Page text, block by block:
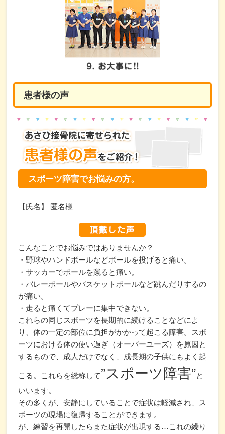
患者様の声
スポーツ障害でお悩みの方。
【氏名】 匿名様
こんなことでお悩みではありませんか？
・野球やハンドボールなどボールを投げると痛い。
・サッカーでボールを蹴ると痛い。
・バレーボールやバスケットボールなど跳んだりするの
が痛い。
・走ると痛くてプレーに集中できない。
これらの同じスポーツを長期的に続けることなどによ
り、体の一定の部位に負担がかかって起こる障害。スポ
ーツにおける体の使い過ぎ（オーバーユーズ）を原因と
するもので、成人だけでなく、成長期の子供にもよく起
こる。これらを総称して”スポーツ障害”と
いいます。
その多くが、安静にしていることで症状は軽減され、ス
ポーツの現場に復帰することができます。
が、練習を再開したらまた症状が出現する…これの繰り